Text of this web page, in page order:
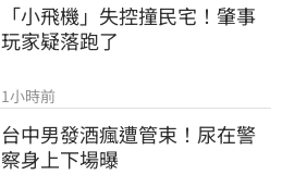
「小飛機」失控撞民宅！肇事
玩家疑落跑了
1小時前
台中男發酒瘋遭管束！尿在警
察身上下場曝